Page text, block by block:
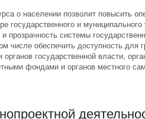
о населении позволит повысить
государственного и муниципального
прозрачность системы
числе обеспечить доступность для
государственной власти,
фондами и органов местного